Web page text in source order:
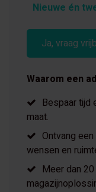
Nieuwe én
Ja, vraag
Waarom een
Bespaar tijd
maat.
Ontvang
wensen en
Meer dan